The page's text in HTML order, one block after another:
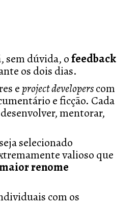
sem dúvida, ofeedback
os dois dias.
eproject developerscom
e ficção. Cada
mentorar,
selecionado
valioso que
renome
com os